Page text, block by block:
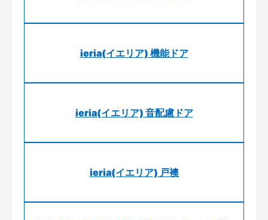
ieria(イエリア) 機能ドア
ieria(イエリア) 音配慮ドア
ieria(イエリア) 戸襖